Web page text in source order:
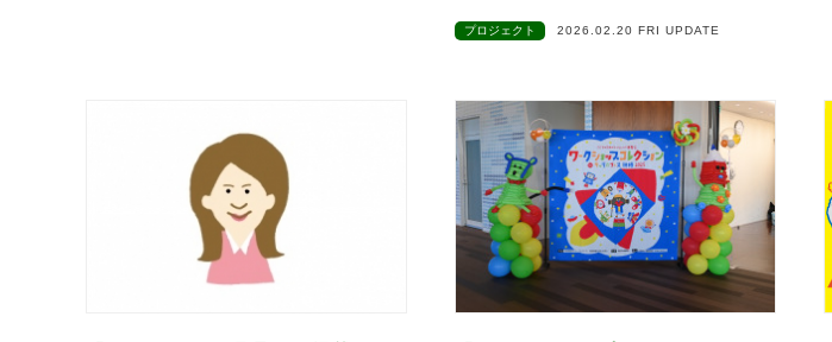
プロジェクト 2026.02.20 FRI UPDATE